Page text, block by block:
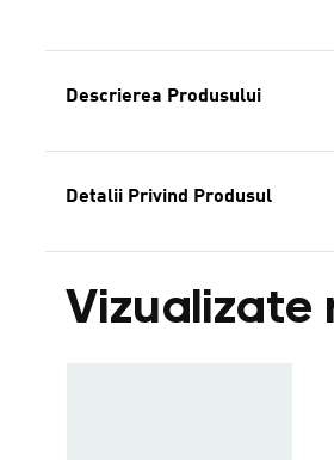
Descrierea Produsului
Detalii Privind Produsul
Vizualizate